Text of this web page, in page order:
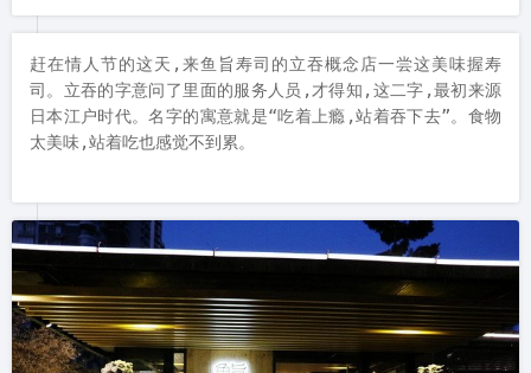
赶在情人节的这天,来鱼旨寿司的立吞概念店一尝这美味握寿
司。立吞的字意问了里面的服务人员,才得知,这二字,最初来源
日本江户时代。名字的寓意就是“吃着上瘾,站着吞下去”。食物